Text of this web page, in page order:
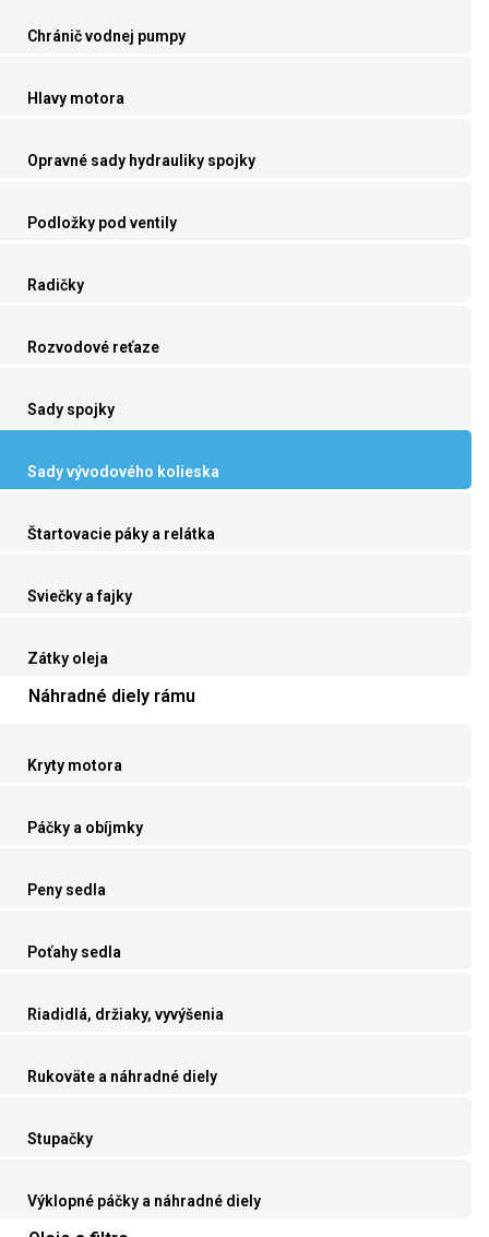
Chránič vodnej pumpy
Hlavy motora
Opravné sady hydrauliky spojky
Podložky pod ventily
Radičky
Rozvodové reťaze
Sady spojky
Sady vývodového kolieska
Štartovacie páky a relátka
Sviečky a fajky
Zátky oleja
Náhradné diely rámu
Kryty motora
Páčky a obíjmky
Peny sedla
Poťahy sedla
Riadidlá, držiaky, vyvýšenia
Rukoväte a náhradné diely
Stupačky
Výklopné páčky a náhradné diely